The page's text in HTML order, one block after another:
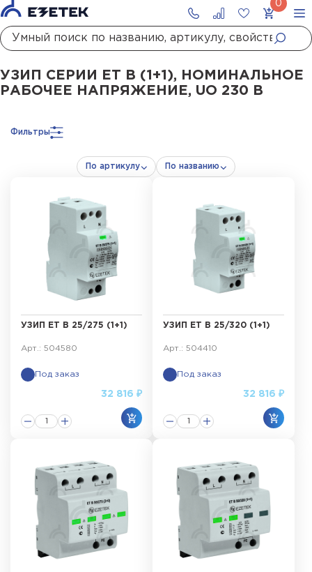
ГлавнаяКаталог УЗИПУЗИП сетей до 1000 ВУЗИП I+II класса
УЗИП СЕРИИ ET B (1+1), НОМИНАЛЬНОЕ
РАБОЧЕЕ НАПРЯЖЕНИЕ, UO 230 В
Фильтры
По артикулу По названию
УЗИП ET B 25/275 (1+1)
Арт.: 504580
Под заказ
32 816 ₽
УЗИП ET B 25/320 (1+1)
Арт.: 504410
Под заказ
32 816 ₽